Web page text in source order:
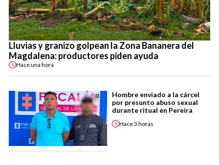
Lluvias y granizo golpean la Zona Bananera del
Magdalena: productores piden ayuda
Haceuna hora
Hombre enviado a la cárcel
por presunto abuso sexual
durante ritual en Pereira
Hace3 horas